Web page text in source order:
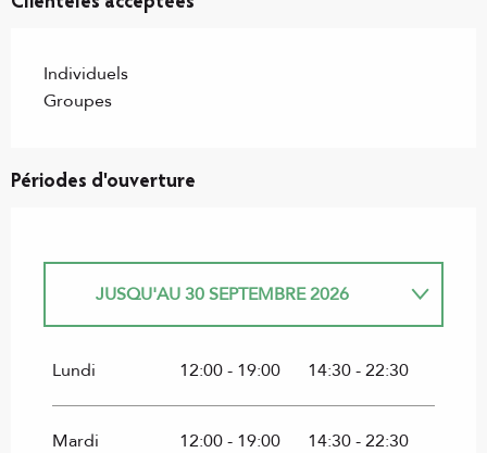
Individuels
Groupes
Périodes d'ouverture
DU
JUSQU'AU30 SEPTEMBRE 2026
DU1 OCTOBRE 2026AU31 DÉCEMBRE
2026
Lundi 12:00 - 19:00 14:30 - 22:30
Mardi 12:00 - 19:00 14:30 - 22:30